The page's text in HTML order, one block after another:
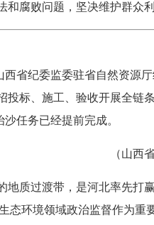
腐败问题，坚决维护群众
纪委监委驻省自然资源
标、施工、验收开展全链
任务已经提前完成。
（山西省
过渡带，是河北率先打
态环境领域政治监督作为